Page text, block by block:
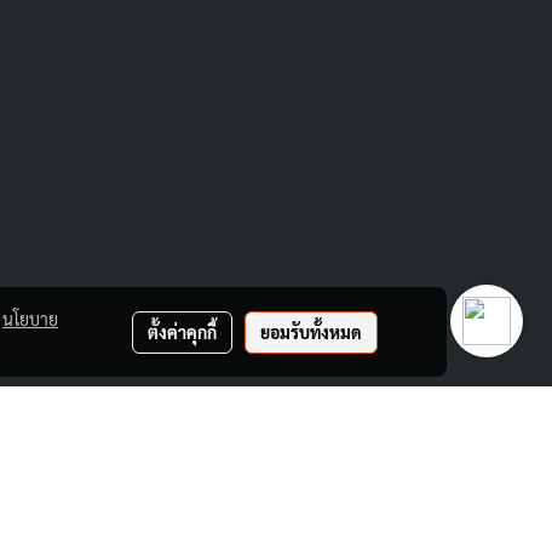
นโยบาย
ตั้งค่าคุกกี้ ยอมรับทั้งหมด